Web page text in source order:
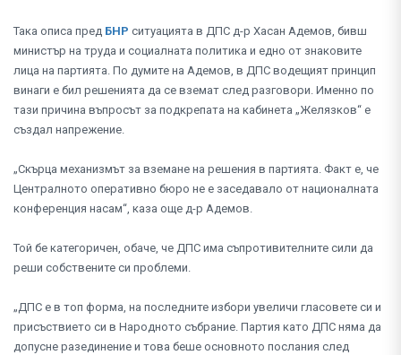
Така описа пред БНР ситуацията в ДПС д-р Хасан Адемов, бивш
министър на труда и социалната политика и едно от знаковите
лица на партията. По думите на Адемов, в ДПС водещият принцип
винаги е бил решенията да се вземат след разговори. Именно по
тази причина въпросът за подкрепата на кабинета „Желязков“ е
създал напрежение.
„Скърца механизмът за вземане на решения в партията. Факт е, че
Централното оперативно бюро не е заседавало от националната
конференция насам“, каза още д-р Адемов.
Той бе категоричен, обаче, че ДПС има съпротивителните сили да
реши собствените си проблеми.
„ДПС е в топ форма, на последните избори увеличи гласовете си и
присъствието си в Народното събрание. Партия като ДПС няма да
допусне разединение и това беше основното послания след